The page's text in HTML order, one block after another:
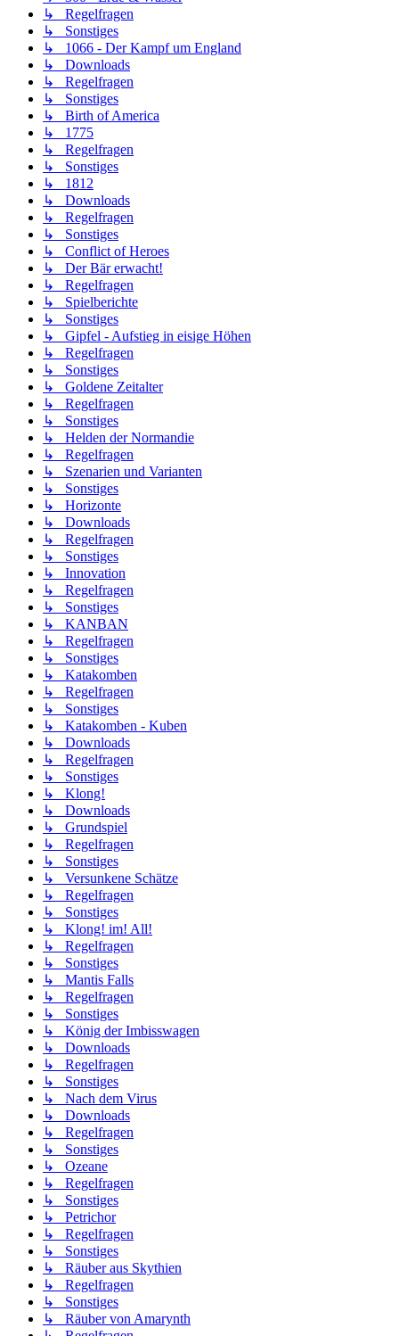
↳ Regelfragen
↳ Sonstiges
↳ 1066 - Der Kampf um England
↳ Downloads
↳ Regelfragen
↳ Sonstiges
↳ Birth of America
↳ 1775
↳ Regelfragen
↳ Sonstiges
↳ 1812
↳ Downloads
↳ Regelfragen
↳ Sonstiges
↳ Conflict of Heroes
↳ Der Bär erwacht!
↳ Regelfragen
↳ Spielberichte
↳ Sonstiges
↳ Gipfel - Aufstieg in eisige Höhen
↳ Regelfragen
↳ Sonstiges
↳ Goldene Zeitalter
↳ Regelfragen
↳ Sonstiges
↳ Helden der Normandie
↳ Regelfragen
↳ Szenarien und Varianten
↳ Sonstiges
↳ Horizonte
↳ Downloads
↳ Regelfragen
↳ Sonstiges
↳ Innovation
↳ Regelfragen
↳ Sonstiges
↳ KANBAN
↳ Regelfragen
↳ Sonstiges
↳ Katakomben
↳ Regelfragen
↳ Sonstiges
↳ Katakomben - Kuben
↳ Downloads
↳ Regelfragen
↳ Sonstiges
↳ Klong!
↳ Downloads
↳ Grundspiel
↳ Regelfragen
↳ Sonstiges
↳ Versunkene Schätze
↳ Regelfragen
↳ Sonstiges
↳ Klong! im! All!
↳ Regelfragen
↳ Sonstiges
↳ Mantis Falls
↳ Regelfragen
↳ Sonstiges
↳ König der Imbisswagen
↳ Downloads
↳ Regelfragen
↳ Sonstiges
↳ Nach dem Virus
↳ Downloads
↳ Regelfragen
↳ Sonstiges
↳ Ozeane
↳ Regelfragen
↳ Sonstiges
↳ Petrichor
↳ Regelfragen
↳ Sonstiges
↳ Räuber aus Skythien
↳ Regelfragen
↳ Sonstiges
↳ Räuber von Amarynth